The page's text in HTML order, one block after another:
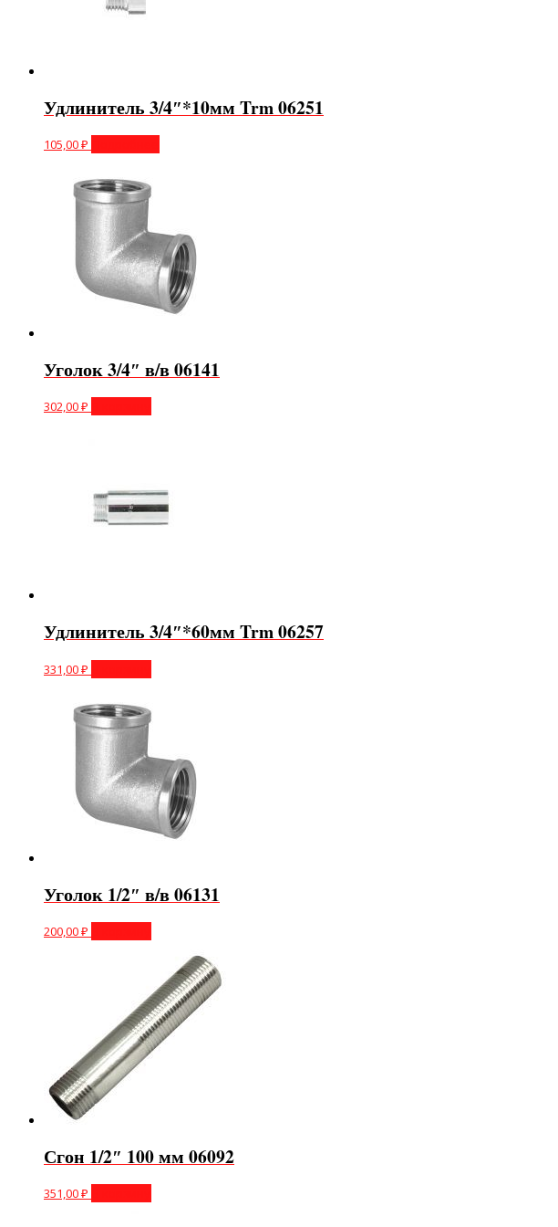
Удлинитель 3/4″*10мм Trm 06251
105,00₽
Уголок 3/4″ в/в 06141
302,00₽
Удлинитель 3/4″*60мм Trm 06257
331,00₽
Уголок 1/2″ в/в 06131
200,00₽
Сгон 1/2″ 100 мм 06092
351,00₽